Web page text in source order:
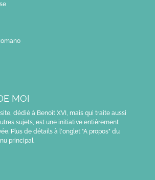
MOI
dédié à Benoît XVI, mais qui traite aussi
sujets, est une initiative entièrement
Plus de détails à l'onglet "A propos" du
principal.